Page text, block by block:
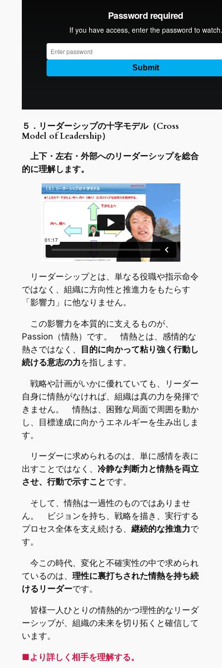
５．リーダーシップの十字モデル（Cross
Model of Leadership）
上下・左右・外部へのリーダーシップを総合
的に理解します。
リーダーシップとは、単なる役職や指示命令
ではなく、組織に方向性と推進力をもたらす
「影響力」に他なりません。
この影響力を本質的に支えるものが、
Passion（情熱）です。 情熱とは、感情的な
熱さではなく、
目的に向かって粘り強く行動し
続ける意志の力 を指します。
戦略や計画がいかに優れていても、リーダー
自身に情熱がなければ、組織は真の力を発揮で
きません。 情熱は、困難な局面で周囲を動か
し、目標達成に向かうエネルギーを生み出しま
す。
リーダーに求められるのは、単に感情を表に
出すことではなく、 冷静な判断力と情熱を両立
させ、行動で示すことです。
そして、情熱は一過性のものではありませ
ん。 ビジョンを持ち、戦略を描き、実行する
プロセス全体を支え続ける、 継続的な推進力で
す。
今この時代、変化と不確実性の中で求められ
ているのは、 理性に裏打ちされた情熱を持ち続
けるリーダーです。
皆様一人ひとりの情熱的かつ理性的なリーダ
ーシップが、組織の未来を切り拓くと確信して
います。
■より詳しく相手を理解する。